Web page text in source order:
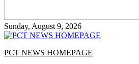
Sunday, August 9, 2026
PCT NEWS HOMEPAGE